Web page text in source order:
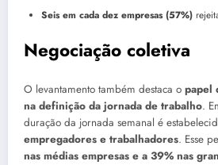
Seis em cada dez empresas (57%)
Negociação coletiva
O levantamento também destaca o papel
na definição da jornada de trabalho.
duração da jornada semanal é
empregadores e trabalhadores. Esse
nas médias empresas e a 39% nas